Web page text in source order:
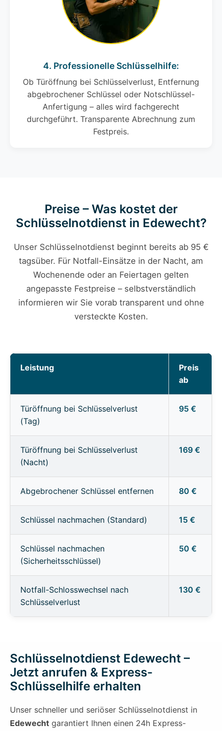
4. Professionelle Schlüsselhilfe:
Ob Türöffnung bei Schlüsselverlust, Entfernung
abgebrochener Schlüssel oder Notschlüssel-
Anfertigung – alles wird fachgerecht
durchgeführt. Transparente Abrechnung zum
Festpreis.
Preise – Was kostet der
Schlüsselnotdienst in Edewecht?
Unser Schlüsselnotdienst beginnt bereits ab 95 €
tagsüber. Für Notfall-Einsätze in der Nacht, am
Wochenende oder an Feiertagen gelten
angepasste Festpreise – selbstverständlich
informieren wir Sie vorab transparent und ohne
versteckte Kosten.
Leistung
Preis
ab
Türöffnung bei Schlüsselverlust
(Tag)
95 €
Türöffnung bei Schlüsselverlust
(Nacht)
169 €
Abgebrochener Schlüssel entfernen 80 €
Schlüssel nachmachen (Standard) 15 €
Schlüssel nachmachen
(Sicherheitsschlüssel)
50 €
Notfall-Schlosswechsel nach
Schlüsselverlust
130 €
Schlüsselnotdienst Edewecht –
Jetzt anrufen & Express-
Schlüsselhilfe erhalten
Unser schneller und seriöser Schlüsselnotdienst in
Edewecht garantiert Ihnen einen 24h Express-